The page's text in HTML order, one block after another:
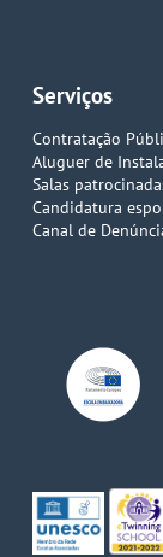
Serviços
Contratação
Aluguer de
Salas
Candidatura
Canal de